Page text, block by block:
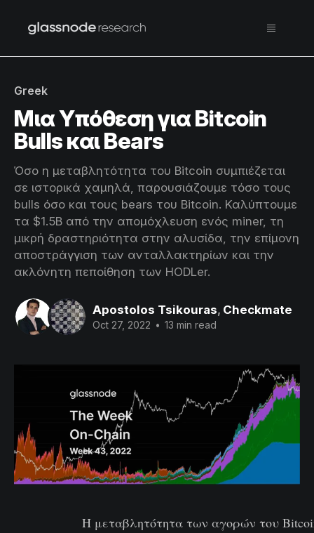
Greek
Μια Υπόθεση για Bitcoin
Bulls και Bears
Όσο η μεταβλητότητα του Bitcoin συμπιέζεται
σε ιστορικά χαμηλά, παρουσιάζουμε τόσο τους
bulls όσο και τους bears του Bitcoin. Καλύπτουμε
τα $1.5B από την απομόχλευση ενός miner, τη
μικρή δραστηριότητα στην αλυσίδα, την επίμονη
αποστράγγιση των ανταλλακτηρίων και την
ακλόνητη πεποίθηση των HODLer.
Apostolos Tsikouras, Checkmate
Oct 27, 2022 • 13 min read
Η μεταβλητότητα των αγορών του